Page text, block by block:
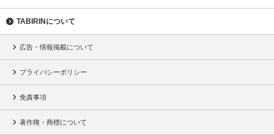
TABIRINについて
広告・情報掲載について
プライバシーポリシー
免責事項
著作権・商標について